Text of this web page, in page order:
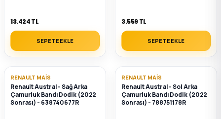
Parça
13.424 TL
SEPETE EKLE
3.559 TL
SEPETE EKLE
RENAULT MAIS
Renault Austral - Sağ Arka
Çamurluk Bandı Dodik (2022
Sonrası) - 638740677R
RENAULT MAIS
Renault Austral - Sol Arka
Çamurluk Bandı Dodik (2022
Sonrası) - 788751178R